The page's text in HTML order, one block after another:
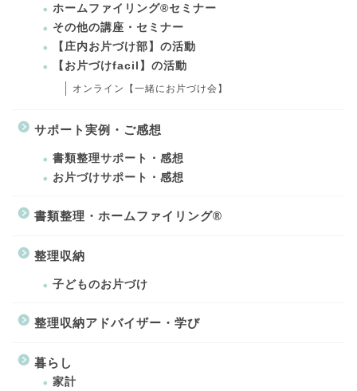
ホームファイリング®セミナー
その他の講座・セミナー
【庄内お片づけ部】の活動
【お片づけfacil】の活動
オンライン【一緒にお片づけ会】
サポート実例・ご感想
書類整理サポート・感想
お片づけサポート・感想
書類整理・ホームファイリング®
整理収納
子どものお片づけ
整理収納アドバイザー・学び
暮らし
家計